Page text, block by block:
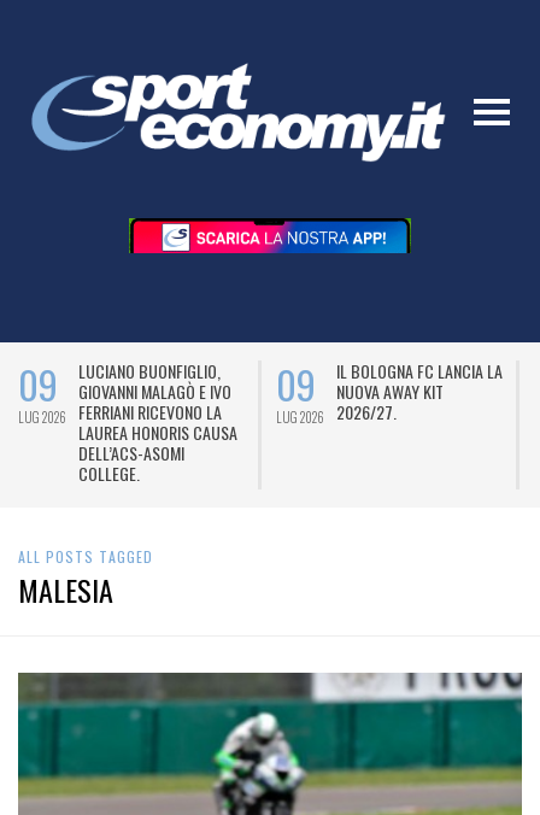
09
LUG 2026
LUCIANO BUONFIGLIO,
GIOVANNI MALAGÒ E IVO
FERRIANI RICEVONO LA
LAUREA HONORIS CAUSA
DELL’ACS-ASOMI
COLLEGE.
09
LUG 2026
IL BOLOGNA FC LANCIA LA
NUOVA AWAY KIT
2026/27.
ALL POSTS TAGGED
MALESIA